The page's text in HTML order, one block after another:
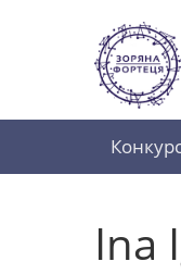
Ina